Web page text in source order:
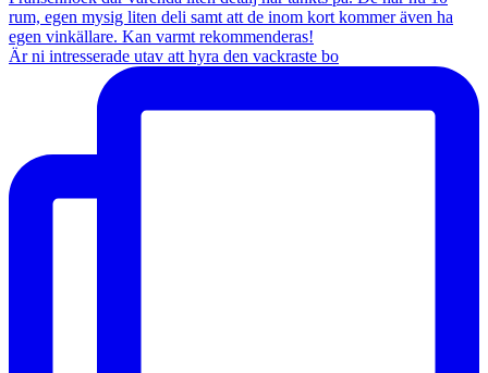
Är ni intresserade utav att hyra den vackraste bo